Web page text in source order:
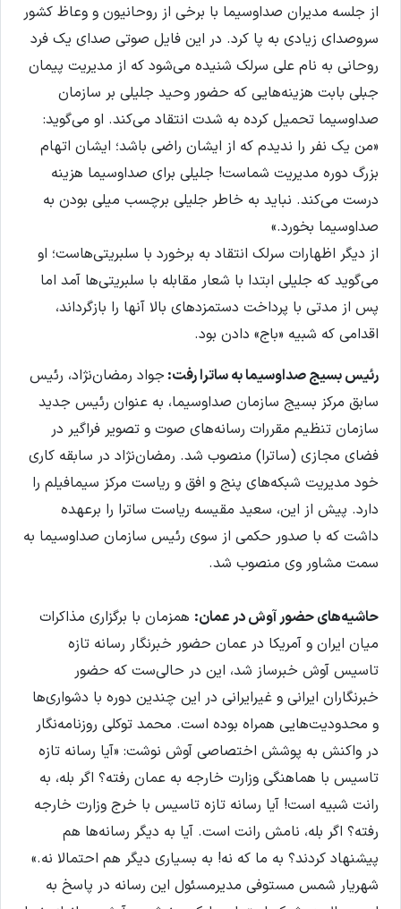
از جلسه مدیران صداوسیما با برخی از روحانیون و وعاظ کشور
سروصدای زیادی به پا کرد. در این فایل صوتی صدای یک فرد
روحانی به نام علی سرلک شنیده می‌شود که از مدیریت پیمان
جبلی بابت هزینه‌هایی که حضور وحید جلیلی بر سازمان
صداوسیما تحمیل کرده به شدت انتقاد می‌کند. او می‌گوید:
«من یک نفر را ندیدم که از ایشان راضی باشد؛ ایشان اتهام
بزرگ دوره مدیریت شماست! جلیلی برای صداوسیما هزینه
درست می‌کند. نباید به خاطر جلیلی برچسب میلی بودن به
صداوسیما بخورد.»
از دیگر اظهارات سرلک انتقاد به برخورد با سلبریتی‌هاست؛ او
می‌گوید که جلیلی ابتدا با شعار مقابله با سلبریتی‌ها آمد اما
پس از مدتی با پرداخت دستمزدهای بالا آنها را بازگرداند،
اقدامی که شبیه «باج» دادن بود.
رئیس بسیج صداوسیما به ساترا رفت: جواد رمضان‌نژاد، رئیس
سابق مرکز بسیج سازمان صداوسیما، به عنوان رئیس جدید
سازمان تنظیم مقررات رسانه‌های صوت و تصویر فراگیر در
فضای مجازی (ساترا) منصوب شد. رمضان‌نژاد در سابقه کاری
خود مدیریت شبکه‌های پنج و افق و ریاست مرکز سیمافیلم را
دارد. پیش از این، سعید مقیسه ریاست ساترا را برعهده
داشت که با صدور حکمی از سوی رئیس سازمان صداوسیما به
سمت مشاور وی منصوب شد.
حاشیه‌های حضور آوش در عمان:همزمان با برگزاری مذاکرات
میان ایران و آمریکا در عمان حضور خبرنگار رسانه تازه
تاسیس آوش خبرساز شد، این در حالی‌‌ست که حضور
خبرنگاران ایرانی و غیرایرانی در این چندین دوره با دشواری‌ها
و محدودیت‌هایی همراه بوده است. محمد توکلی روزنامه‌نگار
در واکنش به پوشش اختصاصی آوش نوشت: «آیا رسانه تازه
تاسیس با هماهنگی وزارت خارجه به عمان رفته؟ اگر بله، به
رانت شبیه است! آیا رسانه تازه تاسیس با خرج وزارت خارجه
رفته؟ اگر بله، نامش رانت است. آیا به دیگر رسانه‌ها هم
پیشنهاد کردند؟ به ما که نه! به بسیاری دیگر هم احتمالا نه.»
شهریار شمس مستوفی مدیرمسئول این رسانه در پاسخ به